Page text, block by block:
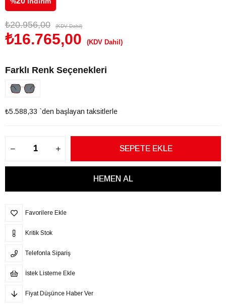
₺20.956,00 (KDV Dahil)
₺16.765,00 (KDV Dahil)
Farklı Renk Seçenekleri
₺5.588,33 `den başlayan taksitlerle
Favorilere Ekle
Kritik Stok
Telefonla Sipariş
İstek Listeme Ekle
Fiyat Düşünce Haber Ver